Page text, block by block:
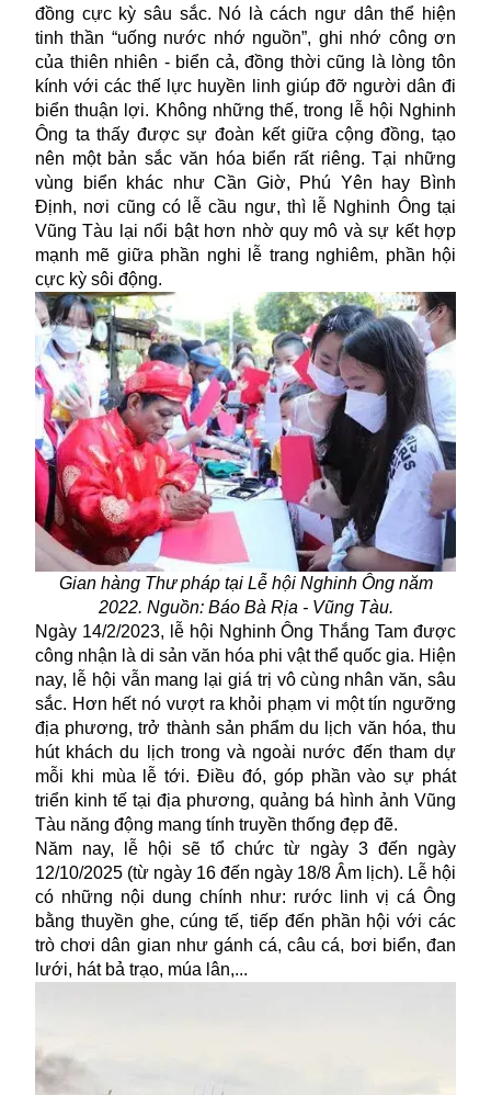
đồng cực kỳ sâu sắc. Nó là cách ngư dân thể hiện
tinh thần “uống nước nhớ nguồn”, ghi nhớ công ơn
của thiên nhiên - biển cả, đồng thời cũng là lòng tôn
kính với các thế lực huyền linh giúp đỡ người dân đi
biển thuận lợi. Không những thế, trong lễ hội Nghinh
Ông ta thấy được sự đoàn kết giữa cộng đồng, tạo
nên một bản sắc văn hóa biển rất riêng. Tại những
vùng biển khác như Cần Giờ, Phú Yên hay Bình
Định, nơi cũng có lễ cầu ngư, thì lễ Nghinh Ông tại
Vũng Tàu lại nổi bật hơn nhờ quy mô và sự kết hợp
mạnh mẽ giữa phần nghi lễ trang nghiêm, phần hội
cực kỳ sôi động.
Gian hàng Thư pháp tại Lễ hội Nghinh Ông năm
2022. Nguồn: Báo Bà Rịa - Vũng Tàu.
Ngày 14/2/2023, lễ hội Nghinh Ông Thắng Tam được
công nhận là di sản văn hóa phi vật thể quốc gia. Hiện
nay, lễ hội vẫn mang lại giá trị vô cùng nhân văn, sâu
sắc. Hơn hết nó vượt ra khỏi phạm vi một tín ngưỡng
địa phương, trở thành sản phẩm du lịch văn hóa, thu
hút khách du lịch trong và ngoài nước đến tham dự
mỗi khi mùa lễ tới. Điều đó, góp phần vào sự phát
triển kinh tế tại địa phương, quảng bá hình ảnh Vũng
Tàu năng động mang tính truyền thống đẹp đẽ.
Năm nay, lễ hội sẽ tổ chức từ ngày 3 đến ngày
12/10/2025 (từ ngày 16 đến ngày 18/8 Âm lịch). Lễ hội
có những nội dung chính như: rước linh vị cá Ông
bằng thuyền ghe, cúng tế, tiếp đến phần hội với các
trò chơi dân gian như gánh cá, câu cá, bơi biển, đan
lưới, hát bả trạo, múa lân,...